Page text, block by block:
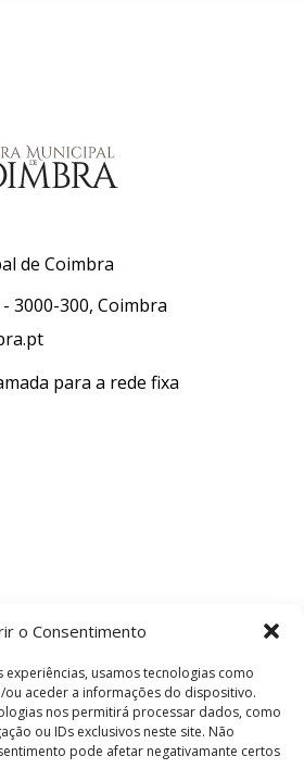
o Consentimento
experiências, usamos tecnologias como
ou aceder a informações do dispositivo.
nos permitirá processar dados, como
ou IDs exclusivos neste site. Não
pode afetar negativamante certos
de Coimbra
3000-300, Coimbra
para a rede fixa